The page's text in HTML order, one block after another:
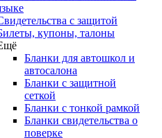
с защитой
купоны, талоны
Бланки для автошкол и
автосалона
Бланки с защитной
сеткой
Бланки с тонкой рамкой
Бланки свидетельства о
поверке